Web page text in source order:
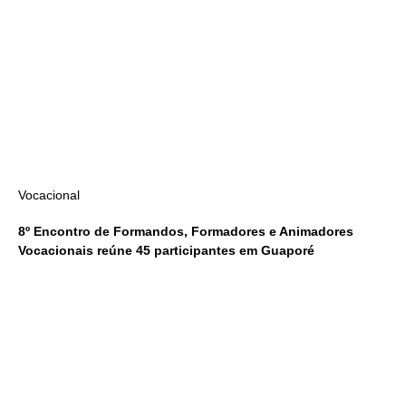
Vocacional
8º Encontro de Formandos, Formadores e Animadores
Vocacionais reúne 45 participantes em Guaporé